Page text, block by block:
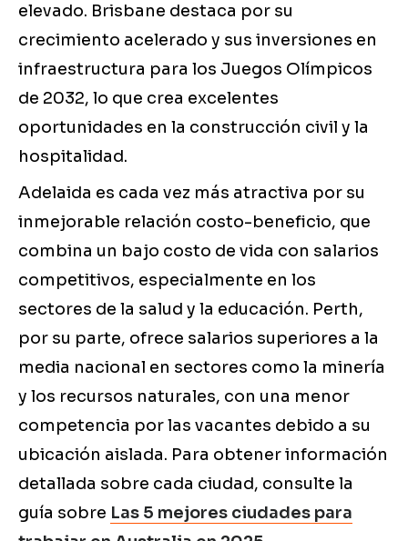
elevado. Brisbane destaca por su
crecimiento acelerado y sus inversiones en
infraestructura para los Juegos Olímpicos
de 2032, lo que crea excelentes
oportunidades en la construcción civil y la
hospitalidad.
Adelaida es cada vez más atractiva por su
inmejorable relación costo-beneficio, que
combina un bajo costo de vida con salarios
competitivos, especialmente en los
sectores de la salud y la educación. Perth,
por su parte, ofrece salarios superiores a la
media nacional en sectores como la minería
y los recursos naturales, con una menor
competencia por las vacantes debido a su
ubicación aislada. Para obtener información
detallada sobre cada ciudad, consulte la
guía sobre Las 5 mejores ciudades para